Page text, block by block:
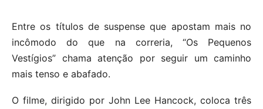
Entre os títulos de suspense que apostam mais no
incômodo do que na correria, “Os Pequenos
Vestígios” chama atenção por seguir um caminho
mais tenso e abafado.
O filme, dirigido por John Lee Hancock, coloca três